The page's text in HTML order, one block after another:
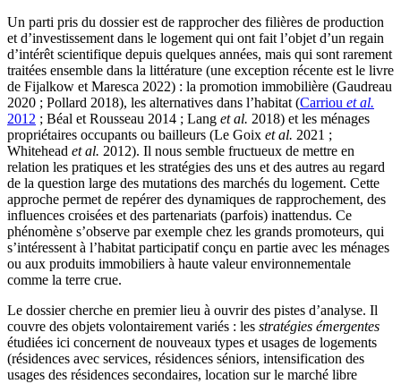
Un parti pris du dossier est de rapprocher des filières de production
et d’investissement dans le logement qui ont fait l’objet d’un regain
d’intérêt scientifique depuis quelques années, mais qui sont rarement
traitées ensemble dans la littérature (une exception récente est le livre
de Fijalkow et Maresca 2022) : la promotion immobilière (Gaudreau
2020 ; Pollard 2018), les alternatives dans l’habitat (Carriou et al.
2012 ; Béal et Rousseau 2014 ; Lang et al. 2018) et les ménages
propriétaires occupants ou bailleurs (Le Goix et al. 2021 ;
Whitehead et al. 2012). Il nous semble fructueux de mettre en
relation les pratiques et les stratégies des uns et des autres au regard
de la question large des mutations des marchés du logement. Cette
approche permet de repérer des dynamiques de rapprochement, des
influences croisées et des partenariats (parfois) inattendus. Ce
phénomène s’observe par exemple chez les grands promoteurs, qui
s’intéressent à l’habitat participatif conçu en partie avec les ménages
ou aux produits immobiliers à haute valeur environnementale
comme la terre crue.
Le dossier cherche en premier lieu à ouvrir des pistes d’analyse. Il
couvre des objets volontairement variés : les stratégies émergentes
étudiées ici concernent de nouveaux types et usages de logements
(résidences avec services, résidences séniors, intensification des
usages des résidences secondaires, location sur le marché libre